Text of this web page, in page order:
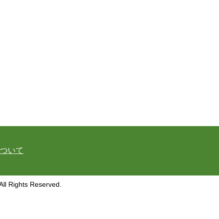
いて
Rights Reserved.